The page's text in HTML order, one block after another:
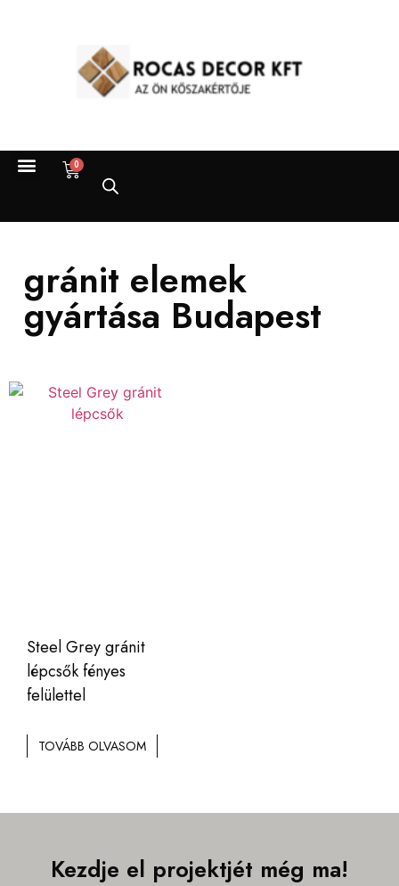
0
gránit elemek
gyártása Budapest
Steel Grey gránit
lépcsők fényes
felülettel
TOVÁBB OLVASOM
Kezdje el projektjét még ma!